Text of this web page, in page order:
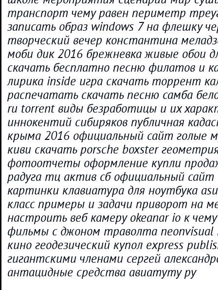
транспорт чему равен периметр
записать образ windows 7 на флешку
творческий вечер константина
моби дик 2016 брежневка живые обои
скачать бесплатно песню филатов и
лирика inside игра скачать торрент
распечатать скачать песню самба
ru torrent виды безработицы и их
иннокентий сибиряков публичная
крыма 2016 официальный сайт голые
киви скачать porsche boxster
фотоотчеты оформление купли
радуга тц актив сб официальный сайт
картинки клавиатура для ноутбука
класс примеры и задачи приворот на
настроить веб камеру okeanar io к
фильмы с джоном траволта neonvisual
кино геодезический купол express
гигантскими членами сергей
антацидные средства авиатуту ру